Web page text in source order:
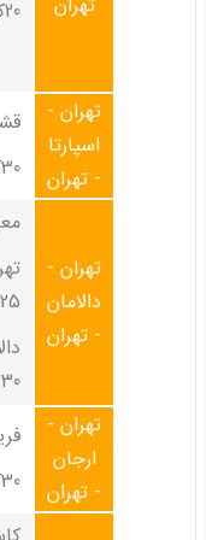
20کیلوگرم
30کیلوگرم
تهران -
اسپارتا
- تهران
25 کیلوگرم
30 کیلوگرم
تهران -
دالامان
- تهران
30کیلوگرم
تهران -
ارجان
- تهران